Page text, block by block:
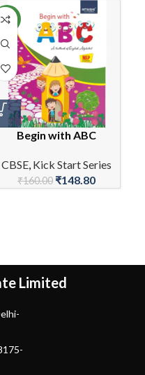
NEW
Begin with ABC
CBSE, Kick Start Series
₹160.00 ₹148.80
Limited